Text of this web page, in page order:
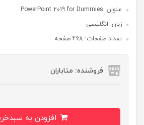
عنوان: PowerPoint 2019 for Dummies
زبان: انگلیسی
تعداد صفحات: 468 صفحه
فروشنده: متاباران